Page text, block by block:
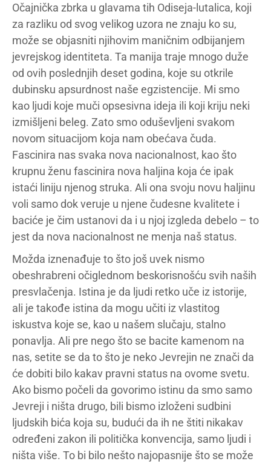
Očajnička zbrka u glavama tih Odiseja-lutalica, koji
za razliku od svog velikog uzora ne znaju ko su,
može se objasniti njihovim maničnim odbijanjem
jevrejskog identiteta. Ta manija traje mnogo duže
od ovih poslednjih deset godina, koje su otkrile
dubinsku apsurdnost naše egzistencije. Mi smo
kao ljudi koje muči opsesivna ideja ili koji kriju neki
izmišljeni beleg. Zato smo oduševljeni svakom
novom situacijom koja nam obećava čuda.
Fascinira nas svaka nova nacionalnost, kao što
krupnu ženu fascinira nova haljina koja će ipak
istaći liniju njenog struka. Ali ona svoju novu haljinu
voli samo dok veruje u njene čudesne kvalitete i
baciće je čim ustanovi da i u njoj izgleda debelo – to
jest da nova nacionalnost ne menja naš status.
Možda iznenađuje to što još uvek nismo
obeshrabreni očiglednom beskorisnošću svih naših
presvlačenja. Istina je da ljudi retko uče iz istorije,
ali je takođe istina da mogu učiti iz vlastitog
iskustva koje se, kao u našem slučaju, stalno
ponavlja. Ali pre nego što se bacite kamenom na
nas, setite se da to što je neko Jevrejin ne znači da
će dobiti bilo kakav pravni status na ovome svetu.
Ako bismo počeli da govorimo istinu da smo samo
Jevreji i ništa drugo, bili bismo izloženi sudbini
ljudskih bića koja su, budući da ih ne štiti nikakav
određeni zakon ili politička konvencija, samo ljudi i
ništa više. To bi bilo nešto najopasnije što se može